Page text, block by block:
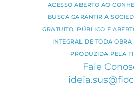
ACESSO ABERTO AO
BUSCA GARANTIR À
GRATUITO, PÚBLICO E
INTEGRAL DE TODA
PRODUZIDA PELA
Fale